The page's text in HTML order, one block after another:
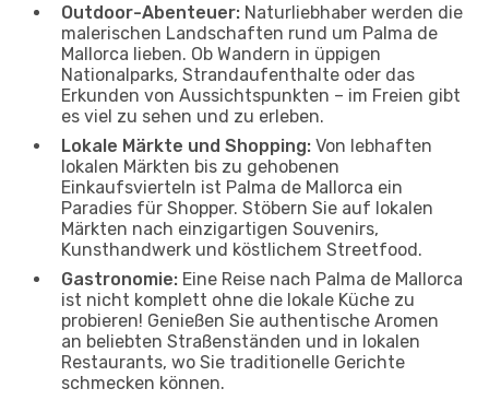
Outdoor-Abenteuer: Naturliebhaber werden die
malerischen Landschaften rund um Palma de
Mallorca lieben. Ob Wandern in üppigen
Nationalparks, Strandaufenthalte oder das
Erkunden von Aussichtspunkten – im Freien gibt
es viel zu sehen und zu erleben.
Lokale Märkte und Shopping: Von lebhaften
lokalen Märkten bis zu gehobenen
Einkaufsvierteln ist Palma de Mallorca ein
Paradies für Shopper. Stöbern Sie auf lokalen
Märkten nach einzigartigen Souvenirs,
Kunsthandwerk und köstlichem Streetfood.
Gastronomie: Eine Reise nach Palma de Mallorca
ist nicht komplett ohne die lokale Küche zu
probieren! Genießen Sie authentische Aromen
an beliebten Straßenständen und in lokalen
Restaurants, wo Sie traditionelle Gerichte
schmecken können.